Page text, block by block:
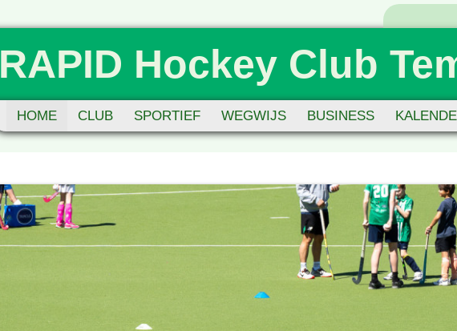
RAPID Hockey Club
HOME CLUB SPORTIEF WEGWIJS BUSINESS